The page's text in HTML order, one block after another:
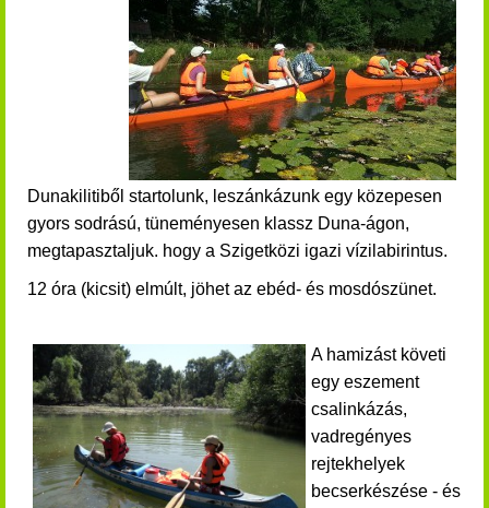
Dunakilitiből startolunk, leszánkázunk egy közepesen
gyors sodrású, tüneményesen klassz Duna-ágon,
megtapasztaljuk. hogy a Szigetközi igazi vízilabirintus.
12 óra (kicsit) elmúlt, jöhet az ebéd- és mosdószünet.
A hamizást követi
egy eszement
csalinkázás,
vadregényes
rejtekhelyek
becserkészése - és